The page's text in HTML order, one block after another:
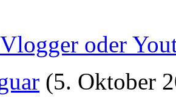
oder
(5. Oktober